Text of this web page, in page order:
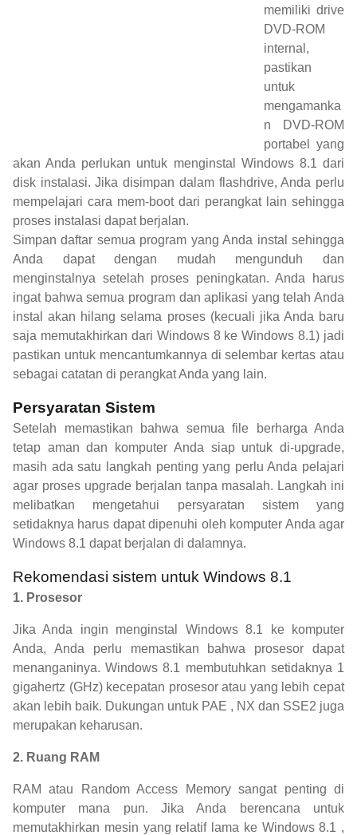
memiliki drive
DVD-ROM
internal,
pastikan
untuk
mengamanka
n DVD-ROM
portabel yang
akan Anda perlukan untuk menginstal Windows 8.1 dari
disk instalasi. Jika disimpan dalam flashdrive, Anda perlu
mempelajari cara mem-boot dari perangkat lain sehingga
proses instalasi dapat berjalan.
Simpan daftar semua program yang Anda instal sehingga
Anda dapat dengan mudah mengunduh dan
menginstalnya setelah proses peningkatan. Anda harus
ingat bahwa semua program dan aplikasi yang telah Anda
instal akan hilang selama proses (kecuali jika Anda baru
saja memutakhirkan dari Windows 8 ke Windows 8.1) jadi
pastikan untuk mencantumkannya di selembar kertas atau
sebagai catatan di perangkat Anda yang lain.
Persyaratan Sistem
Setelah memastikan bahwa semua file berharga Anda
tetap aman dan komputer Anda siap untuk di-upgrade,
masih ada satu langkah penting yang perlu Anda pelajari
agar proses upgrade berjalan tanpa masalah. Langkah ini
melibatkan mengetahui persyaratan sistem yang
setidaknya harus dapat dipenuhi oleh komputer Anda agar
Windows 8.1 dapat berjalan di dalamnya.
Rekomendasi sistem untuk Windows 8.1
1. Prosesor
Jika Anda ingin menginstal Windows 8.1 ke komputer
Anda, Anda perlu memastikan bahwa prosesor dapat
menanganinya. Windows 8.1 membutuhkan setidaknya 1
gigahertz (GHz) kecepatan prosesor atau yang lebih cepat
akan lebih baik. Dukungan untuk PAE , NX dan SSE2 juga
merupakan keharusan.
2. Ruang RAM
RAM atau Random Access Memory sangat penting di
komputer mana pun. Jika Anda berencana untuk
memutakhirkan mesin yang relatif lama ke Windows 8.1 ,